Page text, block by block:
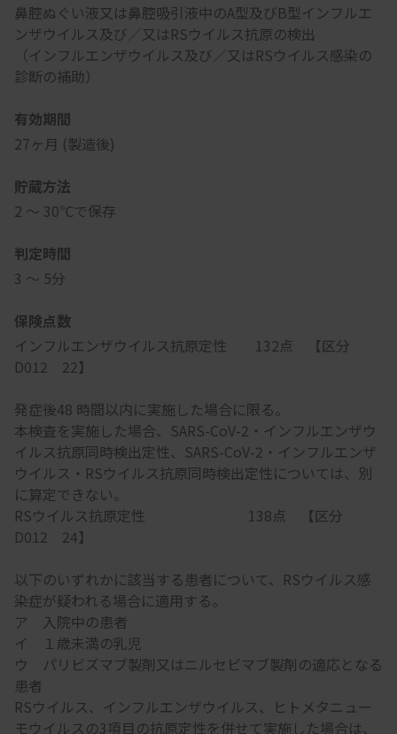
鼻腔ぬぐい液又は鼻腔吸引液中のA型及びB型インフルエ
ンザウイルス及び／又はRSウイルス抗原の検出
（インフルエンザウイルス及び／又はRSウイルス感染の
診断の補助）
有効期間
27ヶ月 (製造後)
貯蔵方法
2 ～ 30℃で保存
判定時間
3 ～ 5分
保険点数
インフルエンザウイルス抗原定性 132点 【区分
D012 22】
発症後48 時間以内に実施した場合に限る。
本検査を実施した場合、SARS-CoV-2・インフルエンザウ
イルス抗原同時検出定性、SARS-CoV-2・インフルエンザ
ウイルス・RSウイルス抗原同時検出定性については、別
に算定できない。
RSウイルス抗原定性 138点 【区分
D012 24】
以下のいずれかに該当する患者について、RSウイルス感
染症が疑われる場合に適用する。
ア 入院中の患者
イ １歳未満の乳児
ウ パリビズマブ製剤又はニルセビマブ製剤の適応となる
患者
RSウイルス、インフルエンザウイルス、ヒトメタニュー
モウイルスの3項目の抗原定性を併せて実施した場合は、